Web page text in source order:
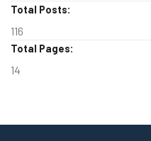
Total Posts:
116
Total Pages:
14